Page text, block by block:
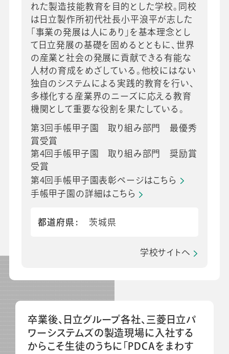
れた製造技能教育を目的とした学校。同校
は日立製作所初代社長小平浪平が志した
「事業の発展は人にあり」を基本理念とし
て日立発展の基礎を固めるとともに、世界
の産業と社会の発展に貢献できる有能な
人材の育成をめざしている。他校にはない
独自のシステムによる実践的教育を行い、
多様化する産業界のニーズに応える教育
機関として重要な役割を果たしている。
第3回手帳甲子園 取り組み部門 最優秀
賞受賞
第4回手帳甲子園 取り組み部門 奨励賞
受賞
第4回手帳甲子園表彰ページはこちら
手帳甲子園の詳細はこちら
都道府県 茨城県
学校サイトへ
卒業後、日立グループ各社、三菱日立パ
ワーシステムズの製造現場に入社する
からこそ生徒のうちに「PDCAをまわす